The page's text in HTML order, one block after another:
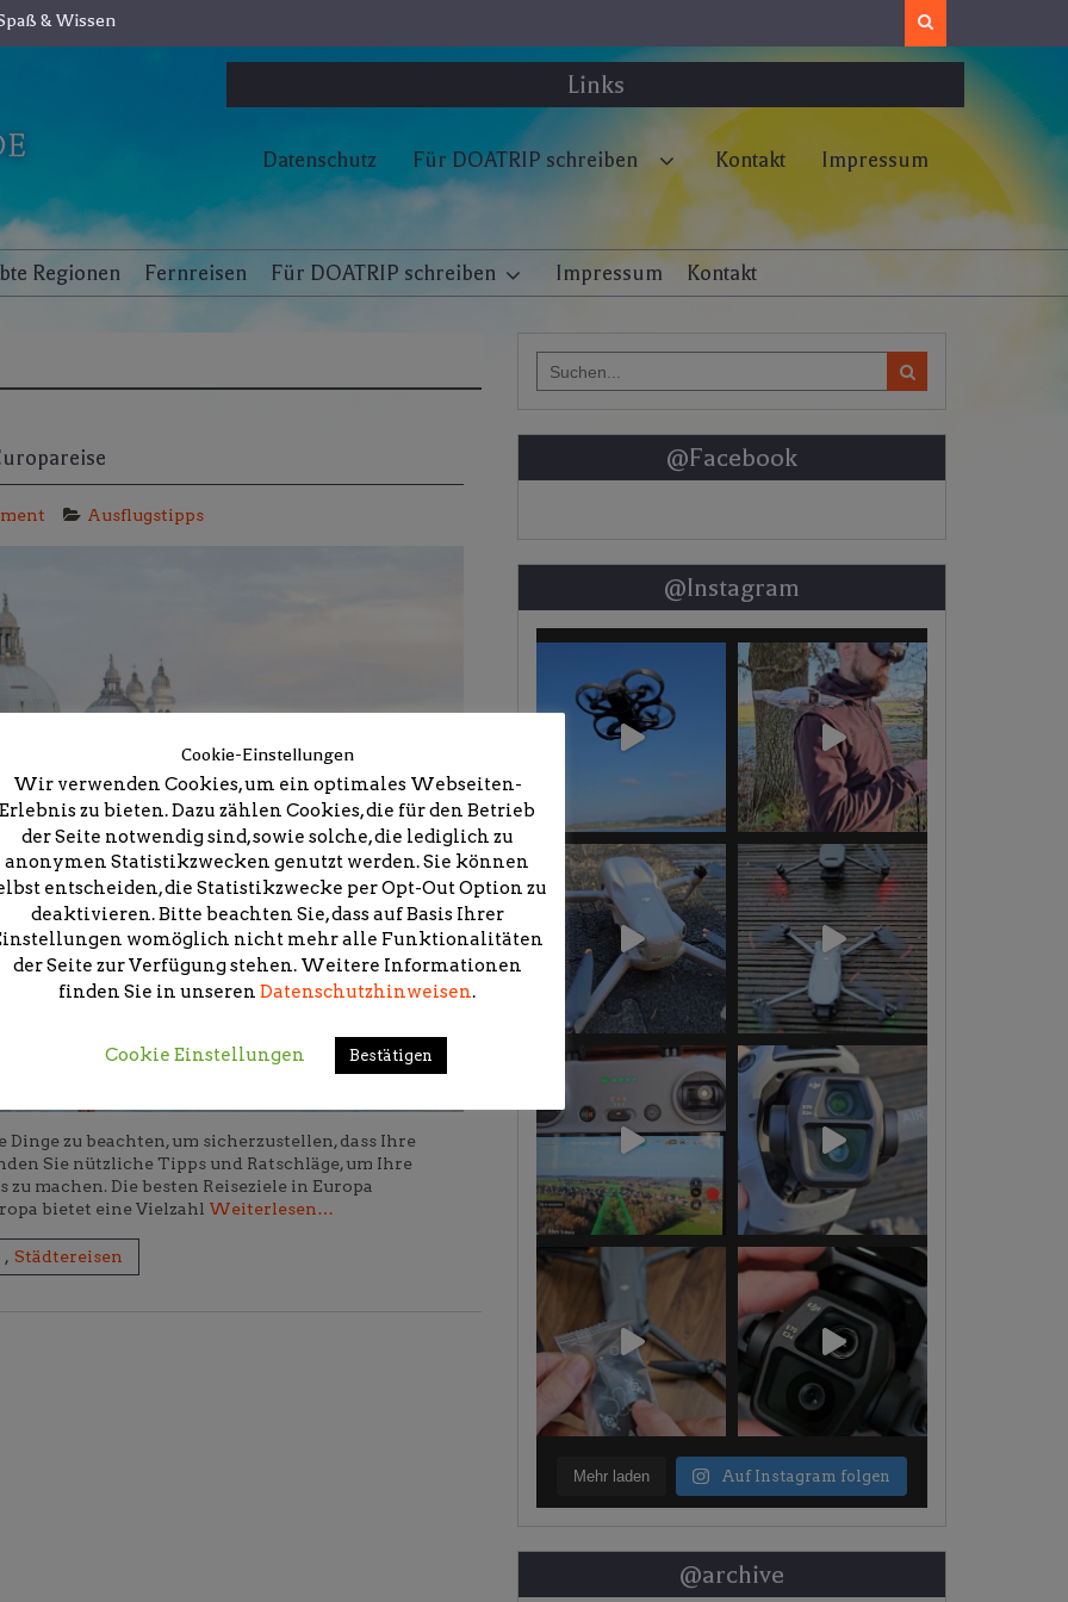
& Wissen
Links
Datenschutz Für DOATRIP schreiben Kontakt Impressum
Regionen Fernreisen Für DOATRIP schreiben Impressum Kontakt
Ausflugstipps
zu beachten, um sicherzustellen, dass Ihre
Sie nützliche Tipps und Ratschläge, um Ihre
machen. Die besten Reiseziele in Europa
bietet eine Vielzahl Weiterlesen…
, Städtereisen
for:
@Facebook
@Instagram
Mehr laden Auf Instagram folgen
@archive
Cookie-Einstellungen
Wir verwenden Cookies, um ein optimales Webseiten-
Erlebnis zu bieten. Dazu zählen Cookies, die für den Betrieb
der Seite notwendig sind, sowie solche, die lediglich zu
anonymen Statistikzwecken genutzt werden. Sie können
entscheiden, die Statistikzwecke per Opt-Out Option zu
deaktivieren. Bitte beachten Sie, dass auf Basis Ihrer
womöglich nicht mehr alle Funktionalitäten
der Seite zur Verfügung stehen. Weitere Informationen
finden Sie in unseren Datenschutzhinweisen.
Cookie Einstellungen Bestätigen